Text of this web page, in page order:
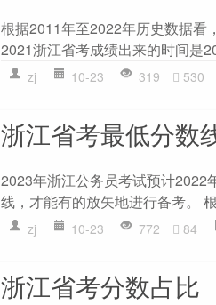
根据2011年至2022年历史数据看
2021浙江省考成绩出来的时间是
zj 10-23 319 530
浙江省考最低分数
2023年浙江公务员考试预计2022
线，才能有的放矢地进行备考。
zj 10-23 772 84
浙江省考分数占比